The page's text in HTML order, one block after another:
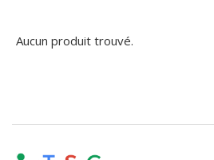
Aucun produit trouvé.